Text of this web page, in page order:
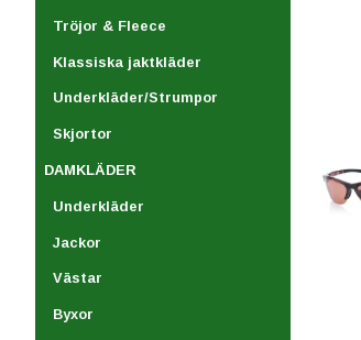
Tröjor & Fleece
Klassiska jaktkläder
Underkläder/Strumpor
Skjortor
DAMKLÄDER
Underkläder
Jackor
Västar
Byxor